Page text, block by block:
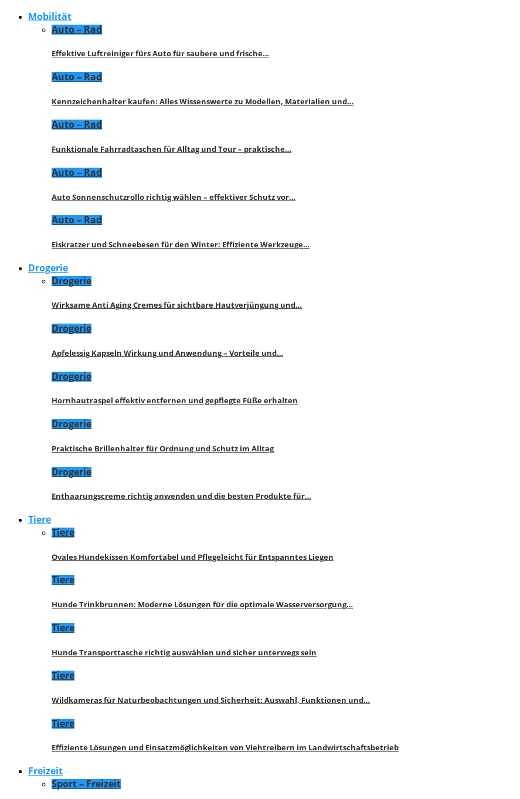
Mobilität
Auto – Rad
Effektive Luftreiniger fürs Auto für saubere und frische…
Auto – Rad
Kennzeichenhalter kaufen: Alles Wissenswerte zu Modellen, Materialien und…
Auto – Rad
Funktionale Fahrradtaschen für Alltag und Tour – praktische…
Auto – Rad
Auto Sonnenschutzrollo richtig wählen – effektiver Schutz vor…
Auto – Rad
Eiskratzer und Schneebesen für den Winter: Effiziente Werkzeuge…
Drogerie
Drogerie
Wirksame Anti Aging Cremes für sichtbare Hautverjüngung und…
Drogerie
Apfelessig Kapseln Wirkung und Anwendung – Vorteile und…
Drogerie
Hornhautraspel effektiv entfernen und gepflegte Füße erhalten
Drogerie
Praktische Brillenhalter für Ordnung und Schutz im Alltag
Drogerie
Enthaarungscreme richtig anwenden und die besten Produkte für…
Tiere
Tiere
Ovales Hundekissen Komfortabel und Pflegeleicht für Entspanntes Liegen
Tiere
Hunde Trinkbrunnen: Moderne Lösungen für die optimale Wasserversorgung…
Tiere
Hunde Transporttasche richtig auswählen und sicher unterwegs sein
Tiere
Wildkameras für Naturbeobachtungen und Sicherheit: Auswahl, Funktionen und…
Tiere
Effiziente Lösungen und Einsatzmöglichkeiten von Viehtreibern im Landwirtschaftsbetrieb
Freizeit
Sport – Freizeit